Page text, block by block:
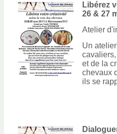
Libérez
26 & 27
Atelier
Un
et de la
chevaux
ils se